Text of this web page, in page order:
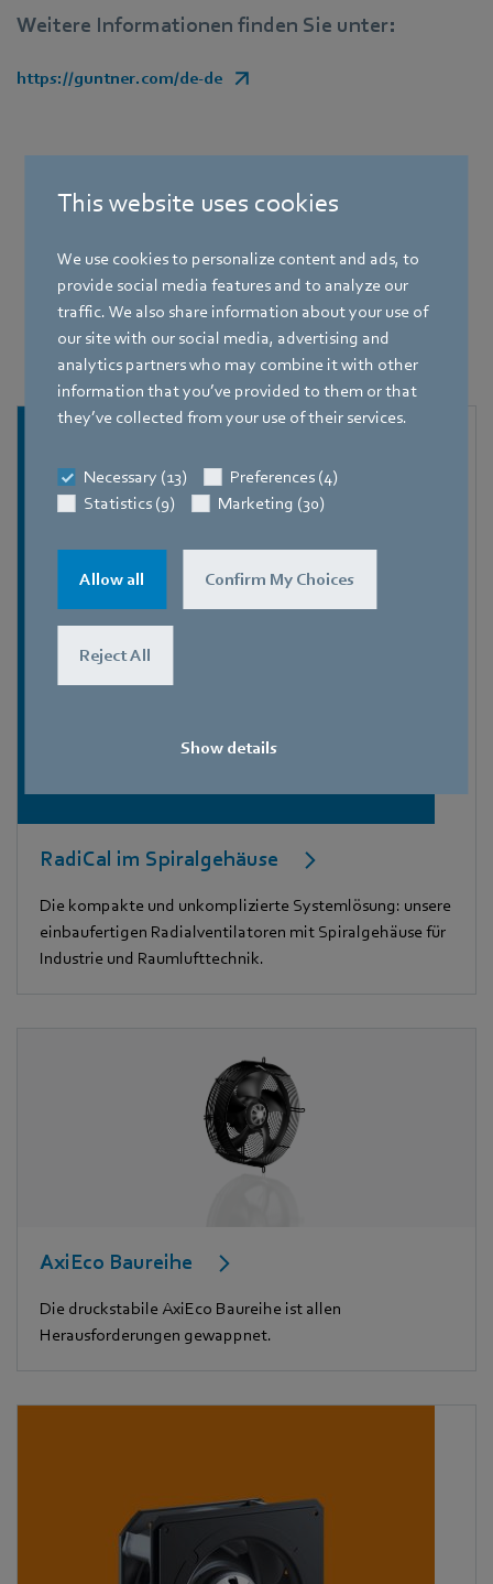
This website uses cookies
We use cookies to personalize content and ads, to
provide social media features and to analyze our
traffic. We also share information about your use of
our site with our social media, advertising and
analytics partners who may combine it with other
information that you’ve provided to them or that
they’ve collected from your use of their services.
Necessary (13)
Preferences (4)
Statistics (9)
Marketing (30)
Allow all Confirm My Choices
Reject All
Show details
Weitere Informationen finden Sie unter:
https://guntner.com/de-de
Folgende Ventilatoren, die mit einem MODBUS
ausgestattet sind, kommunizieren perfekt mit
den beschriebenen Controllern.
RadiCal im Spiralgehäuse
Die kompakte und unkomplizierte Systemlösung: unsere
einbaufertigen Radialventilatoren mit Spiralgehäuse für
Industrie und Raumlufttechnik.
AxiEco Baureihe
Die druckstabile AxiEco Baureihe ist allen
Herausforderungen gewappnet.